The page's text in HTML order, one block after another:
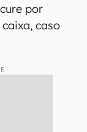
por
caso